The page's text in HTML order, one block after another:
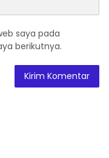
saya pada
berikutnya.